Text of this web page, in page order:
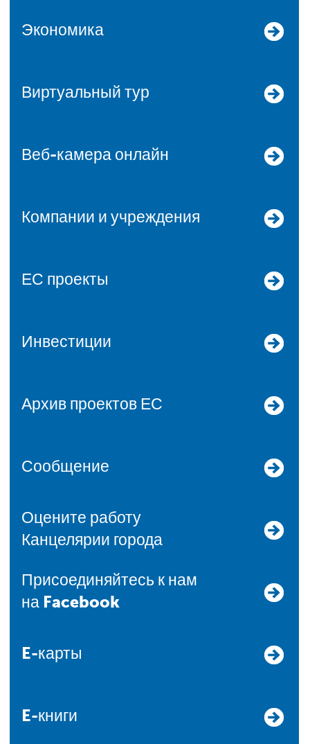
Экономика
Виртуальный тур
Веб-камера онлайн
Компании и учреждения
ЕС проекты
Инвестиции
Архив проектов ЕС
Сообщение
Оцените работу
Канцелярии города
Присоединяйтесь к нам
на Facebook
E-карты
E-книги